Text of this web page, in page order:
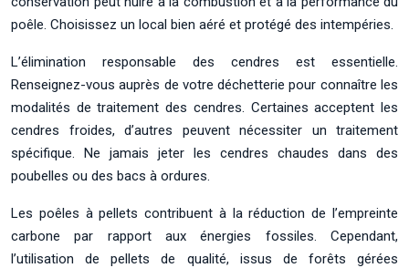
poêle. Choisissez un local bien aéré et protégé des intempéries.
L’élimination responsable des cendres est essentielle.
Renseignez-vous auprès de votre déchetterie pour connaître les
modalités de traitement des cendres. Certaines acceptent les
cendres froides, d’autres peuvent nécessiter un traitement
spécifique. Ne jamais jeter les cendres chaudes dans des
poubelles ou des bacs à ordures.
Les poêles à pellets contribuent à la réduction de l’empreinte
carbone par rapport aux énergies fossiles. Cependant,
l’utilisation de pellets de qualité, issus de forêts gérées